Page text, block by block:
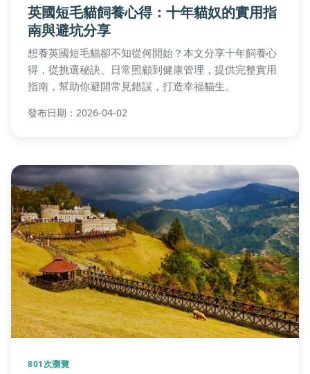
英國短毛貓飼養心得：十年貓奴的實用指
南與避坑分享
想養英國短毛貓卻不知從何開始？本文分享十年飼養心
得，從挑選秘訣、日常照顧到健康管理，提供完整實用
指南，幫助你避開常見錯誤，打造幸福貓生。
發布日期：2026-04-02
801次瀏覽